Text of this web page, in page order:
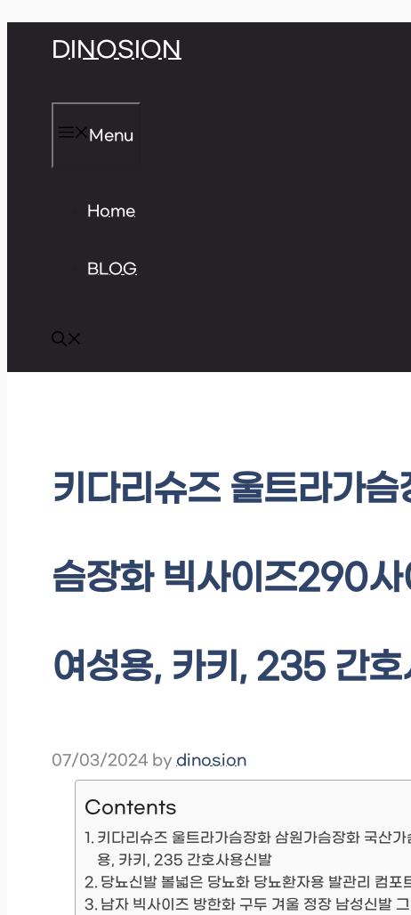
DINOSION
Menu
Home
BLOG
키다리슈즈 울트라가
슴장화 빅사이즈290
여성용, 카키, 235 간
07/03/2024 by dinosion
Contents
키다리슈즈 울트라가슴장화 삼원가슴장화 국산
용, 카키, 235 간호사용신발
당뇨신발 볼넓은 당뇨화 당뇨환자용 발관리 컴포
남자 빅사이즈 방한화 구두 겨울 정장 남성신발